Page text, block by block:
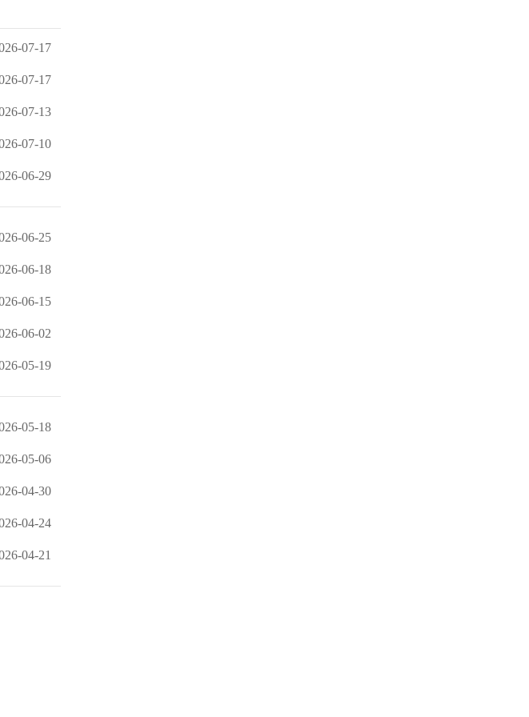
07-17
07-17
07-13
07-10
06-29
06-25
06-18
06-15
06-02
05-19
05-18
05-06
04-30
04-24
04-21